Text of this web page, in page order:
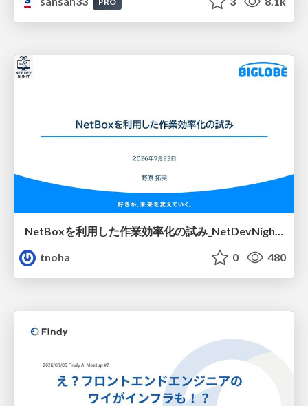
NetBoxを利用した作業効率化の試み_NetDevNight4
tnoha
0 480